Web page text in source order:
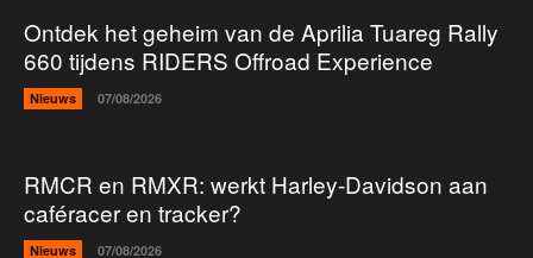
Ontdek het geheim van de Aprilia Tuareg Rally
660 tijdens RIDERS Offroad Experience
Nieuws 07/08/2026
RMCR en RMXR: werkt Harley-Davidson aan
caféracer en tracker?
Nieuws 07/08/2026